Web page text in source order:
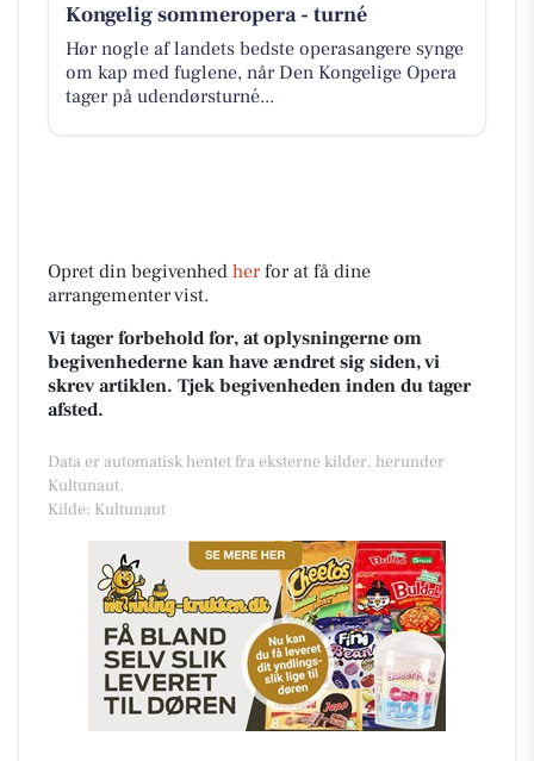
Kongelig sommeropera - turné
Hør nogle af landets bedste operasangere synge
om kap med fuglene, når Den Kongelige Opera
tager på udendørsturné...
Opret din begivenhed herfor at få dine
arrangementer vist.
Vi tager forbehold for, at oplysningerne om
begivenhederne kan have ændret sig siden, vi
skrev artiklen. Tjek begivenheden inden du tager
afsted.
Data er automatisk hentet fra eksterne kilder, herunder
Kultunaut.
Kilde: Kultunaut